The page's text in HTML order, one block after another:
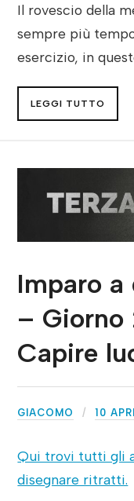
Il rovescio della
sempre più
esercizio, in
LEGGI TUTTO
Imparo
– Giorno
Capire
GIACOMO 10
Qui trovi tutti gli
disegnare ritratti.